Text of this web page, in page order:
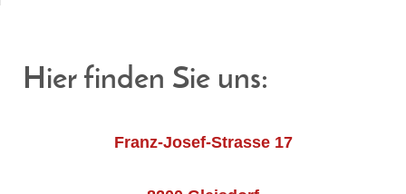
Hier finden Sie uns:
Franz-Josef-Strasse 17